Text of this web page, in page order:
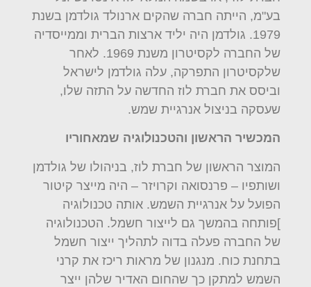
בע"מ, הייתה חברה שהקים ארנולד גולדמן בשנת
1979. גולדמן היה יליד ארצות הברית וממייסדיה
של החברה לקסיטרון משנת 1969. לאחר
שלקסיטרון התפרקה, עלה גולדמן לישראל
וביסס את חברת לוז החדשה על התזה שלו,
שעסקה בניצול אנרגיית שמש.
המכשיר הראשון והטכנולוגיה שמאחוריו
המוצר הראשון של חברת לוז, בניהולו של גולדמן
ושותפיו – פרנסואה וקרויזר – היה מייצר קיטור
הפועל על אנרגיית השמש. אותה טכנולוגיה
]פותחה בהמשך גם לייצור חשמל. הטכנולוגיה
של החברה פעלה בדוה לתהליך ייצור חשמל
בתחנת כוח. מנגנון של מראות ריכז את קרני
השמש למתקן כך שהחום האדיר שלהן ייצר